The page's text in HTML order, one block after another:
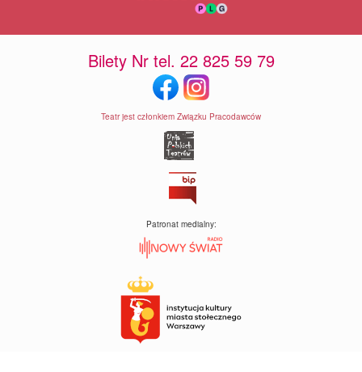
Bilety Nr tel. 22 825 59 79
Teatr jest członkiem Związku Pracodawców
Patronat medialny: